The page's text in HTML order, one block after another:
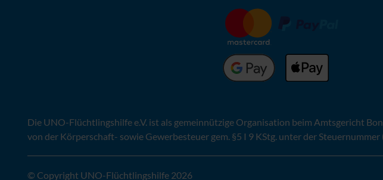
Die UNO-Flüchtlingshilfe e.V.ist als gemeinnützige Organisation beim Amtsgericht
von der Körperschaft- sowie Gewerbesteuer gem. §5 I 9 KStg. unter der
© Copyright UNO-Flüchtlingshilfe 2026